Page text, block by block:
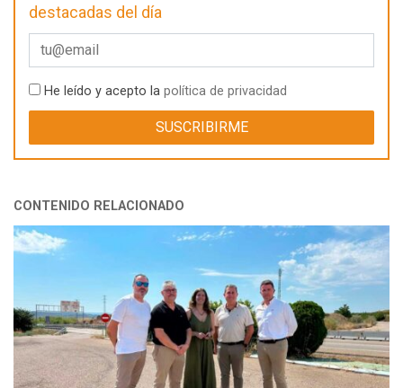
destacadas del día
He leído y acepto la política de privacidad
CONTENIDO RELACIONADO